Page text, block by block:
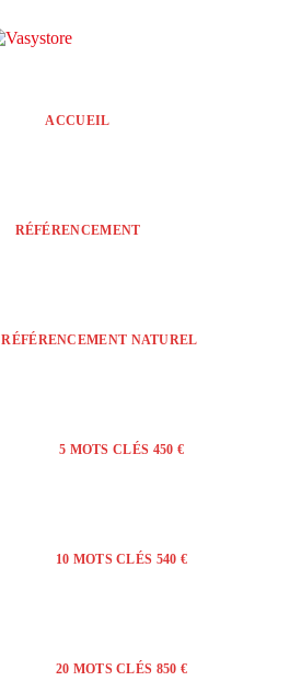
ACCUEIL
RÉFÉRENCEMENT
RÉFÉRENCEMENT NATUREL
5 MOTS CLÉS 450 €
10 MOTS CLÉS 540 €
20 MOTS CLÉS 850 €